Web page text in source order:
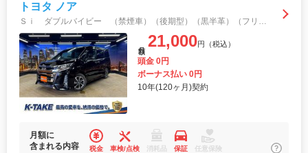
トヨタ ノア
Ｓｉ ダブルバイビー （禁煙車）（後期型）（黒半革）（フリップダウンモニター）（トヨタセーフティ）（純正ナビ）（バックカメラ）（クルーズコントロール）（ＬＥＤヘッド（オートハイビームライト）（ＥＴＣ）（純正１６インチＡＷ）
21,000円（税込）
頭金 0円
ボーナス払い 0円
10年(120ヶ月)契約
月額に
含まれる内容
税金 車検/点検 消耗品 保証 任意保険